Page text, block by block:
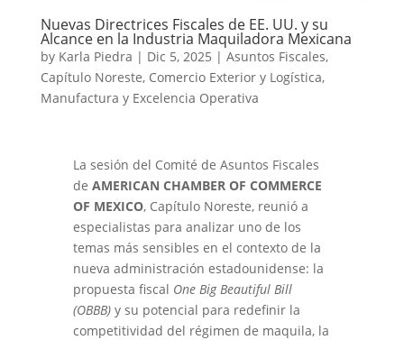
Nuevas Directrices Fiscales de EE. UU. y su
Alcance en la Industria Maquiladora Mexicana
by Karla Piedra | Dic 5, 2025 | Asuntos Fiscales,
Capítulo Noreste, Comercio Exterior y Logística,
Manufactura y Excelencia Operativa
La sesión del Comité de Asuntos Fiscales
de AMERICAN CHAMBER OF COMMERCE
OF MEXICO, Capítulo Noreste, reunió a
especialistas para analizar uno de los
temas más sensibles en el contexto de la
nueva administración estadounidense: la
propuesta fiscal One Big Beautiful Bill
(OBBB)y su potencial para redefinir la
competitividad del régimen de maquila, la